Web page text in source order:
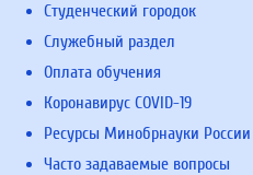
Студенческий городок
Служебный раздел
Оплата обучения
Коронавирус COVID-19
Ресурсы Минобрнауки
Часто задаваемые вопросы